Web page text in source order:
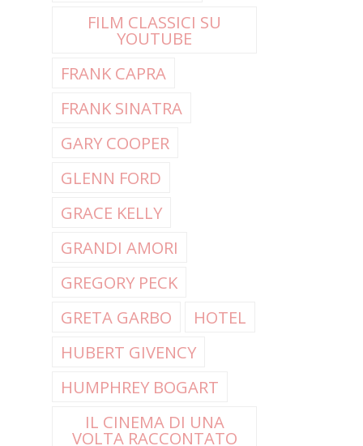
FILM CLASSICI SU
YOUTUBE
FRANK CAPRA
FRANK SINATRA
GARY COOPER
GLENN FORD
GRACE KELLY
GRANDI AMORI
GREGORY PECK
GRETA GARBO
HOTEL
HUBERT GIVENCY
HUMPHREY BOGART
IL CINEMA DI UNA
VOLTA RACCONTATO